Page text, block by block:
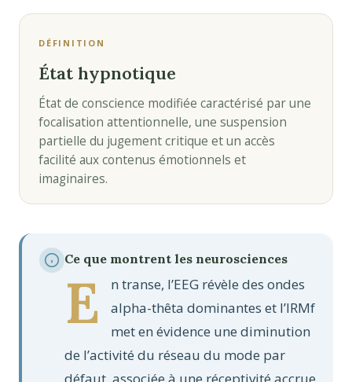
DÉFINITION
État hypnotique
État de conscience modifiée caractérisé par une
focalisation attentionnelle, une suspension
partielle du jugement critique et un accès
facilité aux contenus émotionnels et
imaginaires.
Ce que montrent les neurosciences
E
n transe, l’EEG révèle des ondes
alpha-thêta dominantes et l’IRMf
met en évidence une diminution
de l’activité du réseau du mode par